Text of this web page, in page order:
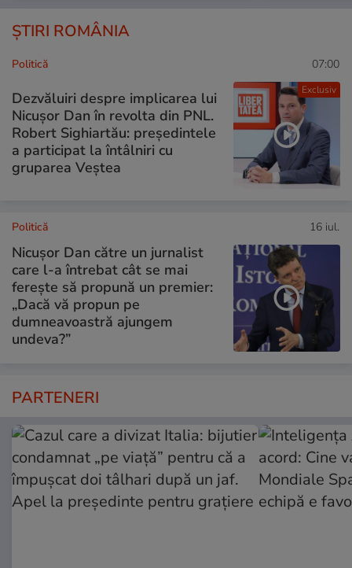
ȘTIRI ROMÂNIA
Exclusiv
Politică 07:00
Dezvăluiri despre implicarea lui
Nicușor Dan în revolta din PNL.
Robert Sighiartău: președintele
a participat la întâlniri cu
gruparea Veștea
Politică 16 iul.
Nicușor Dan către un jurnalist
care l-a întrebat cât se mai
ferește să propună un premier:
„Dacă vă propun pe
dumneavoastră ajungem
undeva?”
PARTENERI